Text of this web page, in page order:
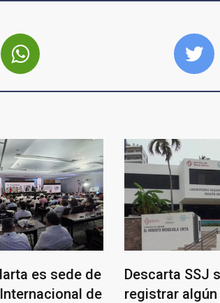
es sede de
de
Descarta SSJ
registrar